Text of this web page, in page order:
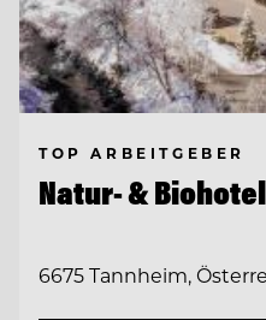
TOP ARBEITGEBER
Natur- &
6675 Tannheim,